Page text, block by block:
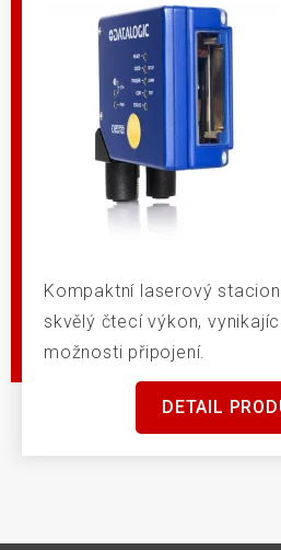
Kompaktní laserový
skvělý čtecí výkon,
možnosti připojení.
DETAIL